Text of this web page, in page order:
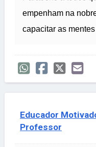
empenham na
capacitar as
Educador
Professor